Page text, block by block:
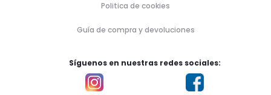
Politica de cookies
Guía de compra y devoluciones
Síguenos en nuestras redes sociales: